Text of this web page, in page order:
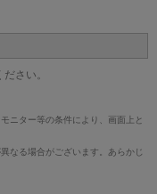
さい。
ニター等の条件により、画面上と
なる場合がございます。あらかじ